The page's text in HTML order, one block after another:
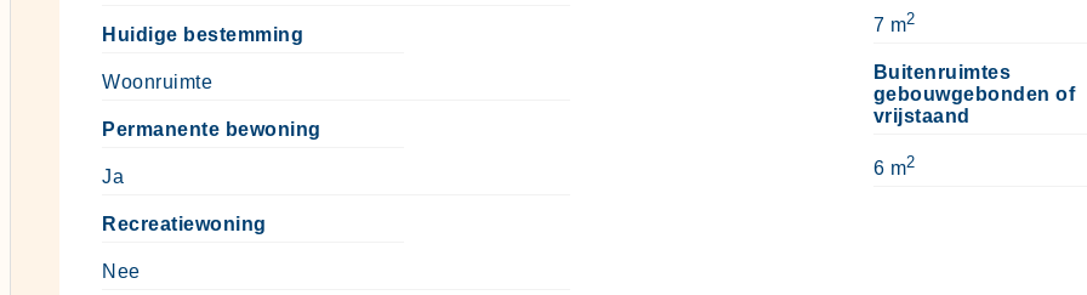
Huidige bestemming
Woonruimte
Permanente bewoning
Ja
Recreatiewoning
Nee
7 m2
Buitenruimtes
gebouwgebonden of
vrijstaand
6 m2